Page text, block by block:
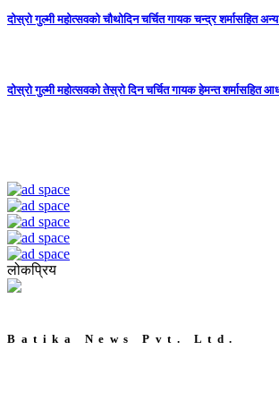
दोस्रो गुल्मी महोत्सवको चौथोदिन चर्चित गायक चन्द्र शर्मासहित
दोस्रो गुल्मी महोत्सवको तेस्रो दिन चर्चित गायक हेमन्त शर्मासहित
लोकप्रिय
Batika News Pvt. Ltd.